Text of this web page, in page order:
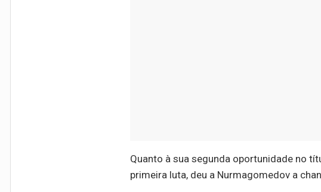
Quanto à sua segunda oportunidade no
primeira luta, deu a Nurmagomedov a